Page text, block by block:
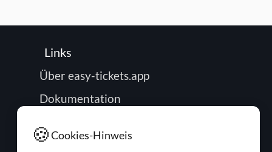
Links
Über easy-tickets.app
Dokumentation
Impressum
🍪Cookies-Hinweis